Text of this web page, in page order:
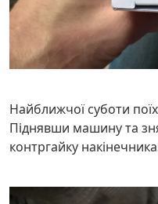
Найближчої суботи
Піднявши машину та
контргайку